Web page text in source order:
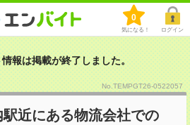
0
気になる！ ログイン
報は掲載が終了しました。
No.TEMPGT26-0522057
近にある物流会社での